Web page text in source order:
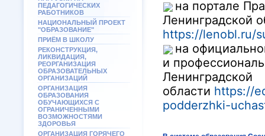
ПЕДАГОГИЧЕСКИХ
РАБОТНИКОВ
НАЦИОНАЛЬНЫЙ ПРОЕКТ
"ОБРАЗОВАНИЕ"
ПРИЁМ В ШКОЛУ
РЕКОНСТРУКЦИЯ,
ЛИКВИДАЦИЯ,
РЕОРГАНИЗАЦИЯ
ОБРАЗОВАТЕЛЬНЫХ
ОРГАНИЗАЦИЙ
ОРГАНИЗАЦИЯ
ОБРАЗОВАНИЯ
ОБУЧАЮЩИХСЯ С
ОГРАНИЧЕННЫМИ
ВОЗМОЖНОСТЯМИ
ЗДОРОВЬЯ
ОРГАНИЗАЦИЯ ГОРЯЧЕГО
на портале
Ленинградской
https://lenobl.ru/
на
и
Ленинградской
области https://
podderzhki-